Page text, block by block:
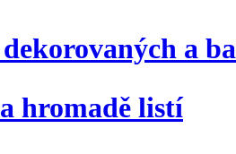
a
hromadě listí